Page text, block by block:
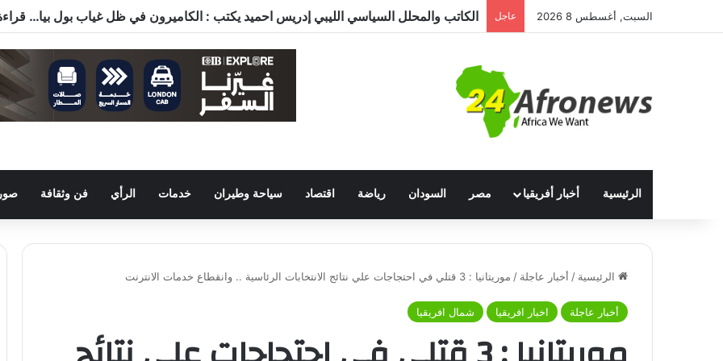
السبت, أغسطس 8 2026 عاجل
الرئيسية أخبار أفريقيا مصر السودان رياضة اقتصاد سياحة وطيران خدمات الرأي فن وثقافة
الرئيسية / أخبار عاجلة / موريتانيا : 3 قتلي في احتجاجات علي نتائج الانتخابات الرئاسية .. وانقطاع خدمات الانترنت
أخبار عاجلة اخبار افريقيا شمال افريقيا